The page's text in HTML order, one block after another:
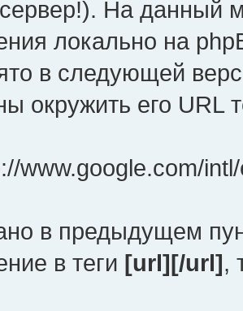
На данный
локально на
в следующей
окружить его URL
www.google.com/
в предыдущем
в теги [url][/url],